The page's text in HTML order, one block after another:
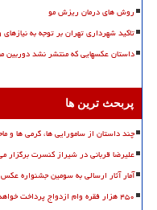
روش های درمان ریزش مو
تاکید شهرداری تهران بر توجه به
داستان عکسهایی که منتشر نشد دوربین
پربحث ترین ها
چند داستان از سامورایی ها، گرمی ها
علیرضا قربانی در شیراز کنسرت برگزار
آمار آثار ارسالی به سومین جشنواره
۴۵۰ هزار فقره وام ازدواج پرداخت خواهد شد